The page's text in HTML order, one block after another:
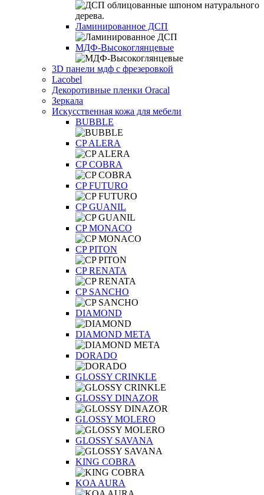
Ламинированное ДСП
МДФ-Высокоглянцевые
3D панели мдф с фрезеровкой
Lacobel
Декоротивные пленки Oracal
Зеркала
Искусственная кожа для мебели
BUBBLE
CP ALERA
CP COBRA
CP FUTURO
CP GUANIL
CP MONACO
CP PITON
CP RENATA
CP SANCHO
DIAMOND
DIAMOND META
DORADO
GLOSSY CRINKLE
GLOSSY DINAZOR
GLOSSY MOLERO
GLOSSY SAVANA
KING COBRA
KOA AURA